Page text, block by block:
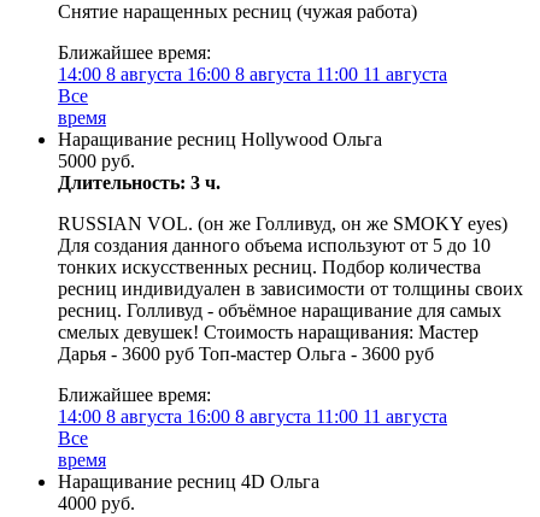
Снятие наращенных ресниц (чужая работа)
Ближайшее время:
14:00 8 августа 16:00 8 августа 11:00 11 августа
Все
время
Наращивание ресниц Hollywood Ольга
5000 руб.
Длительность: 3 ч.
RUSSIAN VOL. (он же Голливуд, он же SMOKY eyes)
Для создания данного объема используют от 5 до 10
тонких искусственных ресниц. Подбор количества
ресниц индивидуален в зависимости от толщины своих
ресниц. Голливуд - объёмное наращивание для самых
смелых девушек! Стоимость наращивания: Мастер
Дарья - 3600 руб Топ-мастер Ольга - 3600 руб
Ближайшее время:
14:00 8 августа 16:00 8 августа 11:00 11 августа
Все
время
Наращивание ресниц 4D Ольга
4000 руб.